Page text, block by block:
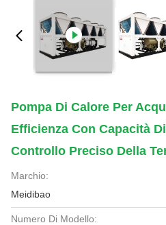
Pompa Di Calore Per
Efficienza Con Capacità
Controllo Preciso Della
Marchio:
Meidibao
Numero Di Modello: